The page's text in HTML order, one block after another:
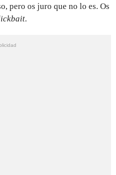
pero os juro que no lo es. Os
.